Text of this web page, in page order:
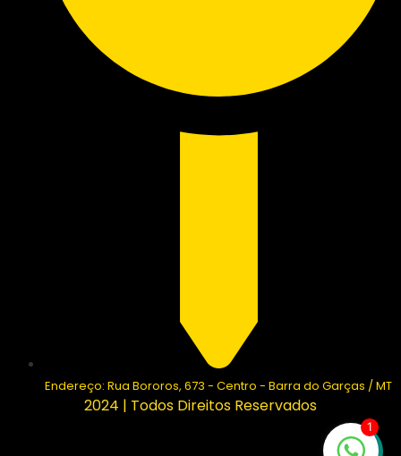
Endereço: Rua Bororos, 673 - Centro - Barra do Garças / MT
2024 | Todos Direitos Reservados
1